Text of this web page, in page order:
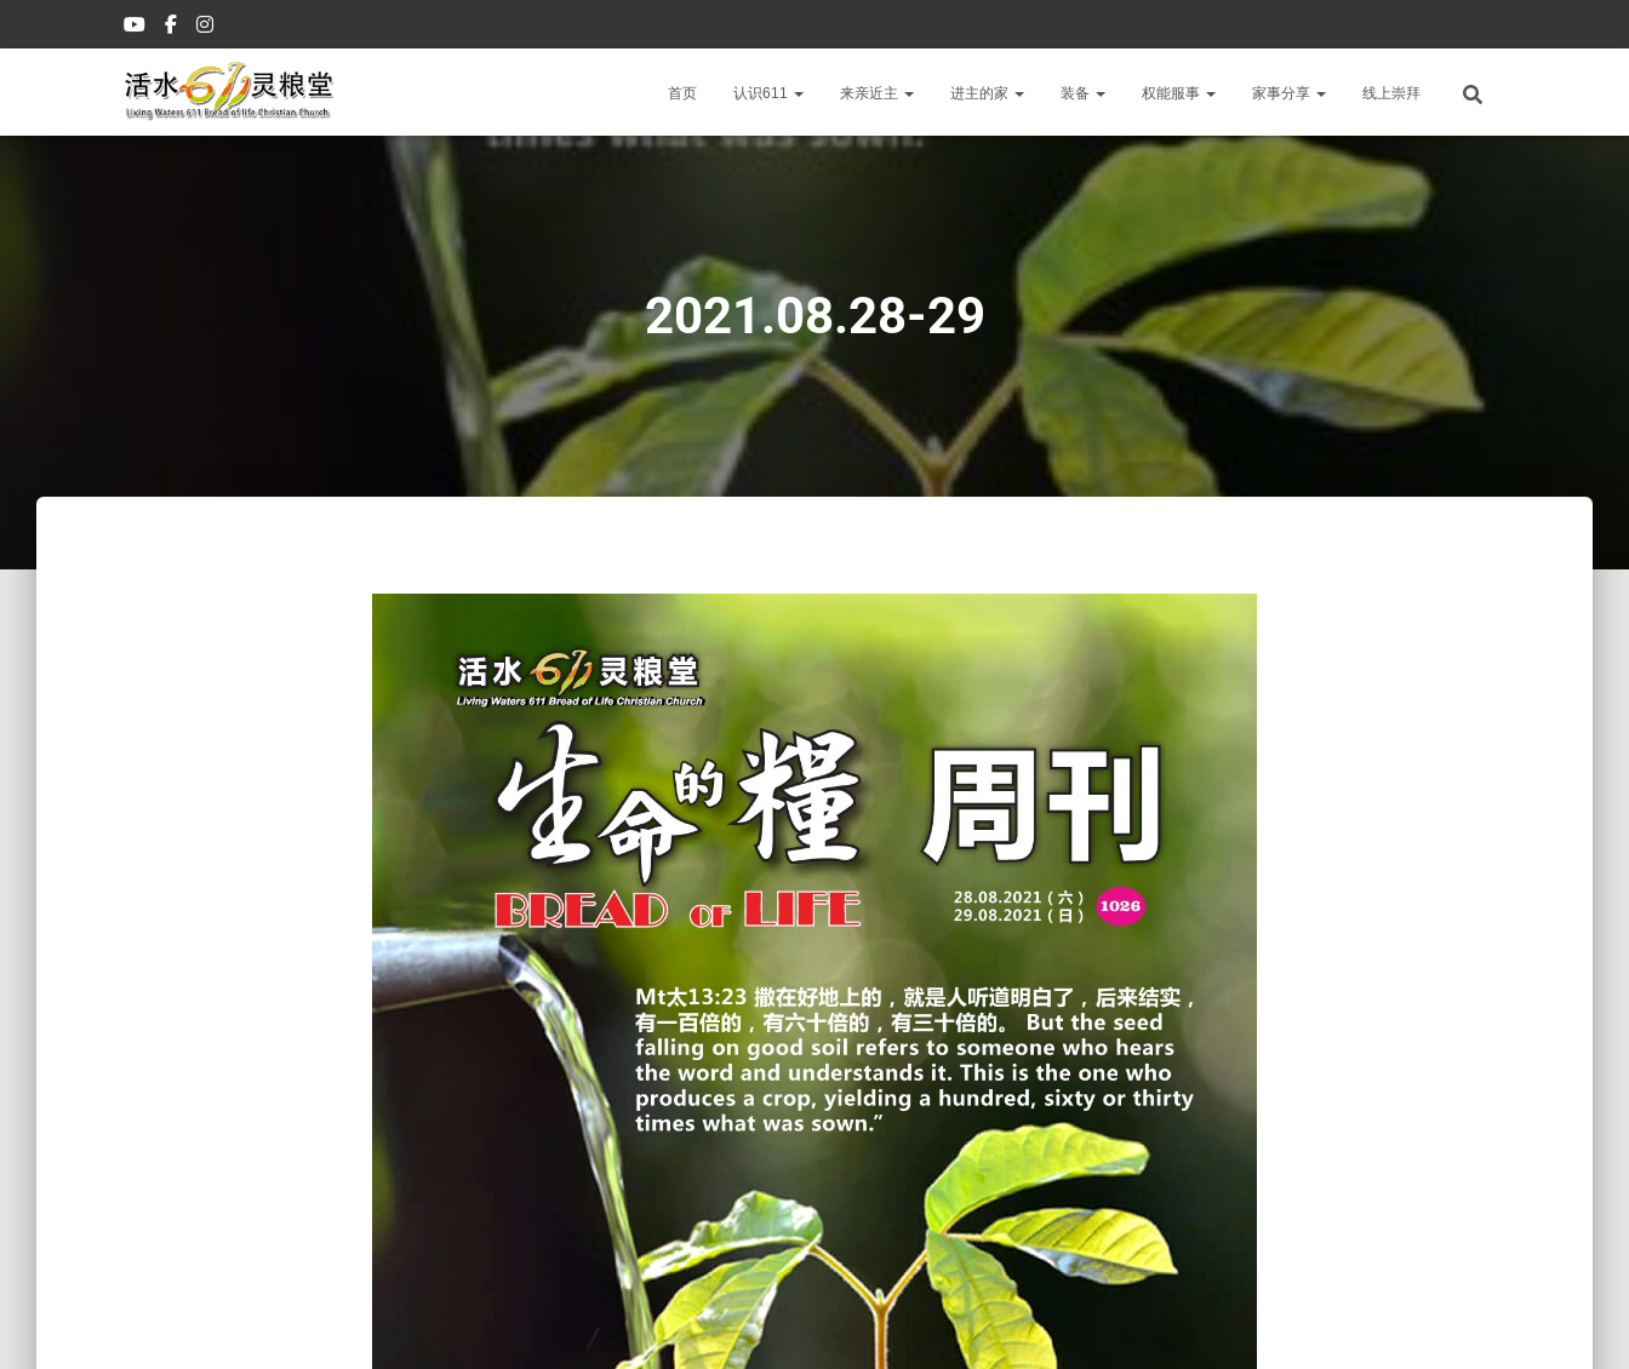
首页 认识611 来亲近主 进主的家 装备 权能服事 家事分享 线上崇拜
2021.08.28-29